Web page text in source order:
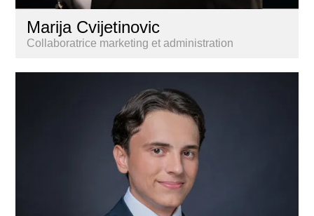
Marija Cvijetinovic
Collaboratrice marketing et administration